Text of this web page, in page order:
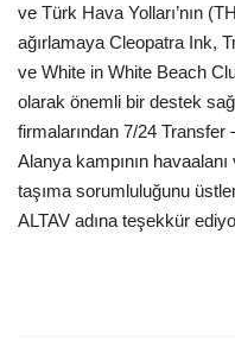
Köşe Yazarları
Galeri
ve Türk Hava Yolları’nın
ağırlamaya Cleopatra Ink,
ve White in White Beach
olarak önemli bir destek
firmalarından 7/24
Alanya kampının
taşıma sorumluluğunu
ALTAV adına teşekkür